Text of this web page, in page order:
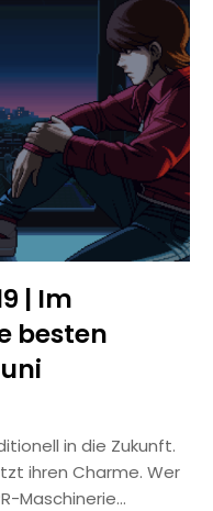
| Im
besten
in die Zukunft.
ihren Charme. Wer
Maschinerie…